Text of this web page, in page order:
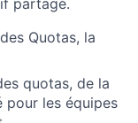
partagé.
Quotas, la
quotas, de la
les équipes